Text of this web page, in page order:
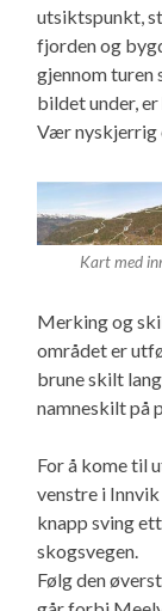
utsiktspunkt,
fjorden og
gjennom turen
bildet under,
Vær nyskjerrig
Kart med
Merking og
området er
brune skilt
namneskilt på
For å kome til
venstre i
knapp sving
skogsvegen.
Følg den